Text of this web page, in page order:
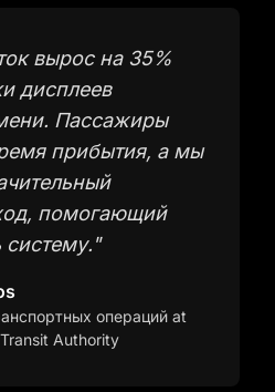
вырос на 35%
дисплеев
Пассажиры
прибытия, а мы
помогающий
систему."
операций at
Authority